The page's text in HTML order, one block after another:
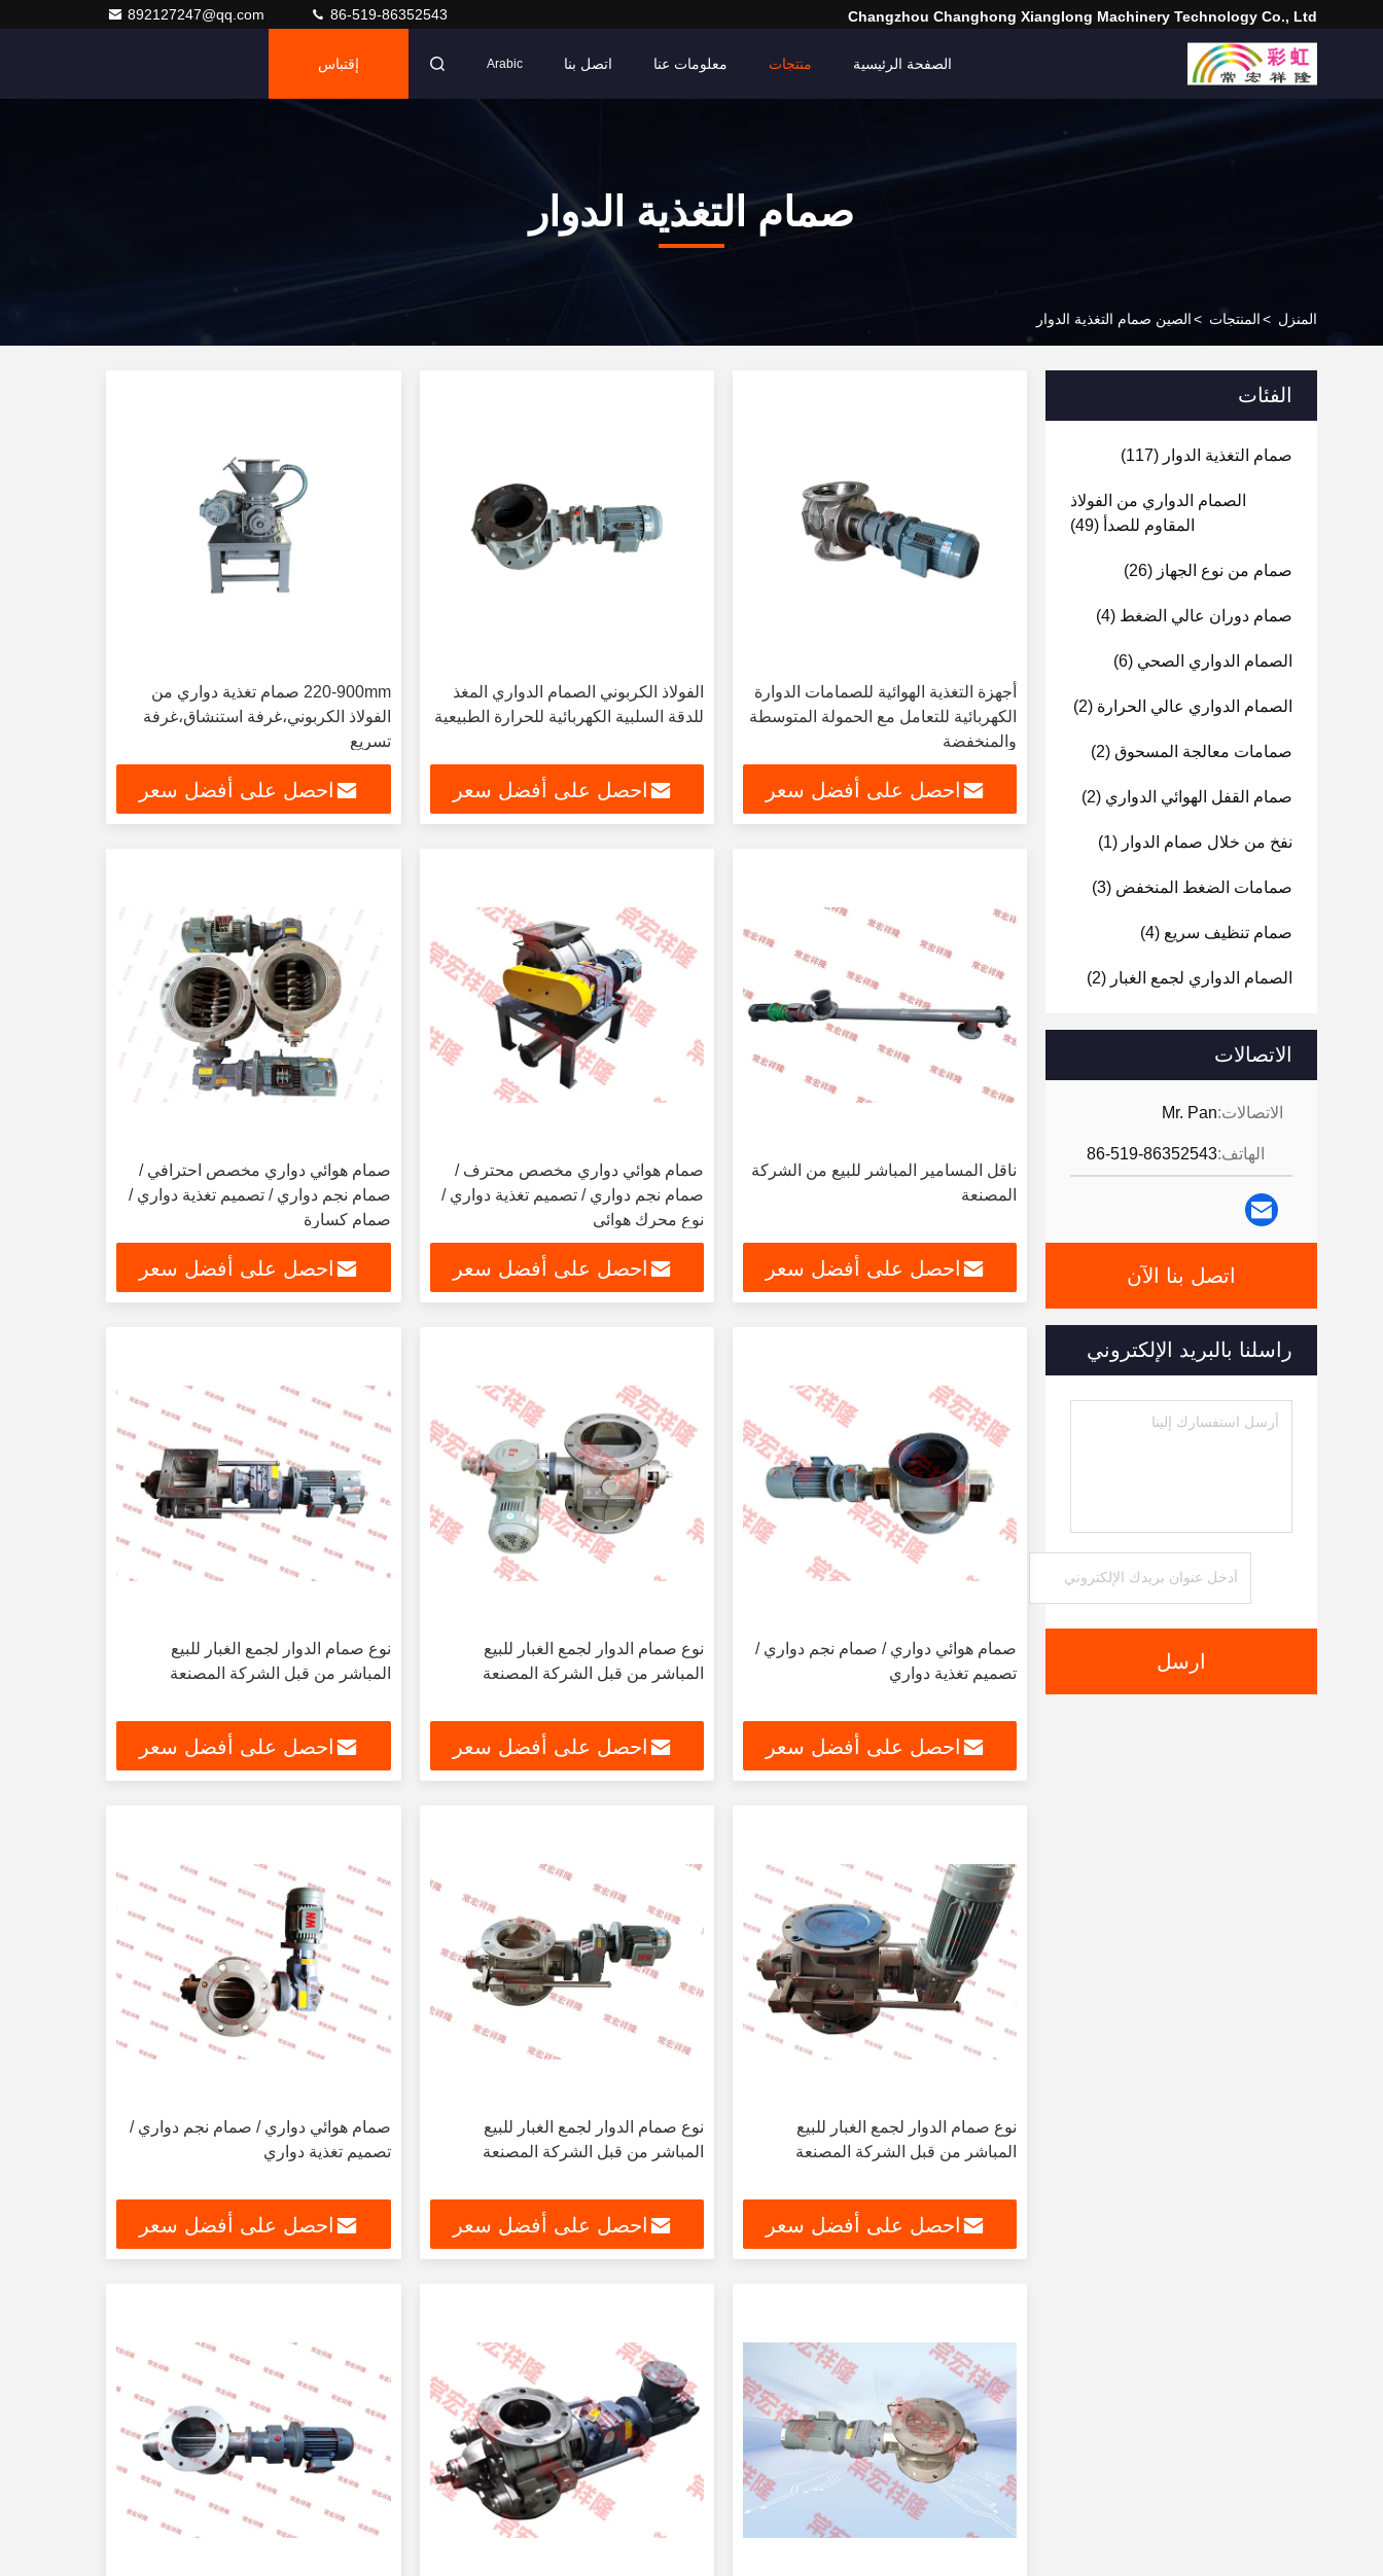
Changzhou Changhong Xianglong Machinery Technology Co., Ltd
892127247@qq.com 86-519-86352543
الصفحة الرئيسية منتجات معلومات عنا اتصل بنا Arabic إقتباس
صمام التغذية الدوار
المنزل >المنتجات >الصين صمام التغذية الدوار
الفئات
صمام التغذية الدوار (117)
الصمام الدواري من الفولاذ
المقاوم للصدأ (49)
صمام من نوع الجهاز (26)
صمام دوران عالي الضغط (4)
الصمام الدواري الصحي (6)
الصمام الدواري عالي الحرارة (2)
صمامات معالجة المسحوق (2)
صمام القفل الهوائي الدواري (2)
نفخ من خلال صمام الدوار (1)
صمامات الضغط المنخفض (3)
صمام تنظيف سريع (4)
الصمام الدواري لجمع الغبار (2)
الاتصالات
الاتصالات:Mr. Pan
الهاتف:86-519-86352543
اتصل بنا الآن
راسلنا بالبريد الإلكتروني
ارسل
أجهزة التغذية الهوائية للصمامات الدوارة
الكهربائية للتعامل مع الحمولة المتوسطة
والمنخفضة
احصل على أفضل سعر
الفولاذ الكربوني الصمام الدواري المغذ
للدقة السلبية الكهربائية للحرارة الطبيعية
احصل على أفضل سعر
220-900mm صمام تغذية دواري من
الفولاذ الكربوني،غرفة استنشاق،غرفة
تسريع
احصل على أفضل سعر
ناقل المسامير المباشر للبيع من الشركة
المصنعة
احصل على أفضل سعر
صمام هوائي دواري مخصص محترف /
صمام نجم دواري / تصميم تغذية دواري /
نوع محرك هوائي
احصل على أفضل سعر
صمام هوائي دواري مخصص احترافي /
صمام نجم دواري / تصميم تغذية دواري /
صمام كسارة
احصل على أفضل سعر
صمام هوائي دواري / صمام نجم دواري /
تصميم تغذية دواري
احصل على أفضل سعر
نوع صمام الدوار لجمع الغبار للبيع
المباشر من قبل الشركة المصنعة
احصل على أفضل سعر
نوع صمام الدوار لجمع الغبار للبيع
المباشر من قبل الشركة المصنعة
احصل على أفضل سعر
نوع صمام الدوار لجمع الغبار للبيع
المباشر من قبل الشركة المصنعة
احصل على أفضل سعر
نوع صمام الدوار لجمع الغبار للبيع
المباشر من قبل الشركة المصنعة
احصل على أفضل سعر
صمام هوائي دواري / صمام نجم دواري /
تصميم تغذية دواري
احصل على أفضل سعر